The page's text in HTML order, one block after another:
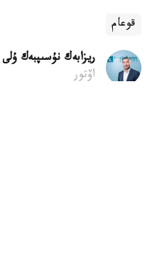
قوعام
ريزابەك نۇسىپبەك ۇلى
اۆتور